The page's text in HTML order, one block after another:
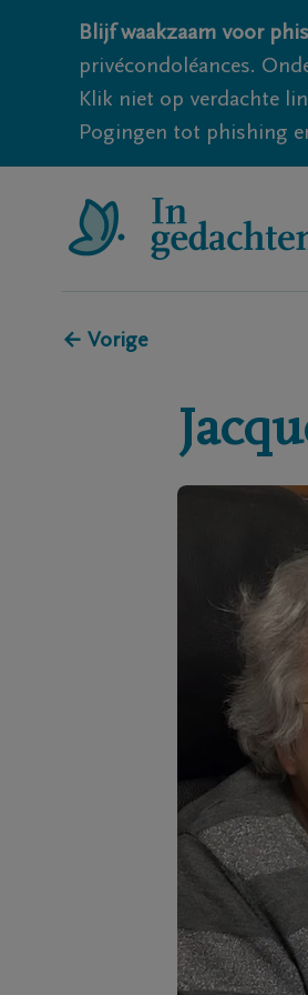
Blijf waakzaam voor
privécondoléances.
Klik niet op verdachte
Pogingen tot phishing
← Vorige